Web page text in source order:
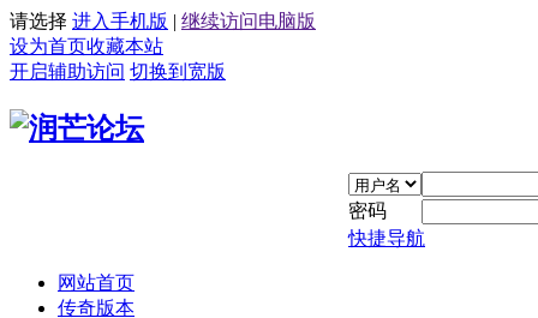
请选择 进入手机版 | 继续访问电脑版
设为首页收藏本站
开启辅助访问 切换到宽版
密码
快捷导航
网站首页
传奇版本